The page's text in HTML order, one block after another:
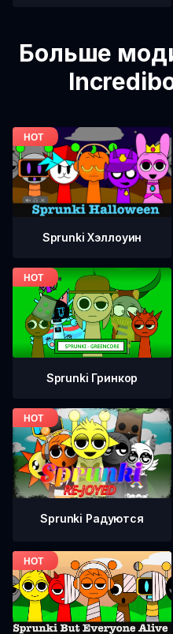
Больше
Sprunki Хэллоуин
Sprunki Гринкор
Sprunki Радуются